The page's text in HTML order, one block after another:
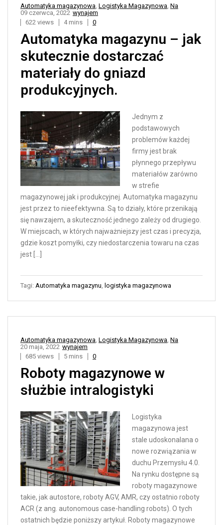
Automatyka magazynowa, Logistyka Magazynowa, Na
wynajem
09 czerwca, 2022
622 views
4 mins 0
Automatyka magazynu – jak
skutecznie dostarczać
materiały do gniazd
produkcyjnych.
Jednym z
podstawowych
problemów każdej
firmy jest brak
płynnego przepływu
materiałów zarówno
w strefie
magazynowej jak i produkcyjnej. Automatyka magazynu
jest przez to nieefektywna. Są to działy, które przenikają
się nawzajem, a skuteczność jednego zależy od drugiego.
W miejscach, w których najważniejszy jest czas i precyzja,
gdzie koszt pomyłki, czy niedostarczenia towaru na czas
jest […]
Tagi: Automatyka magazynu, logistyka magazynowa
Automatyka magazynowa, Logistyka Magazynowa, Na
wynajem
20 maja, 2022
685 views
5 mins 0
Roboty magazynowe w
służbie intralogistyki
Logistyka
magazynowa jest
stale udoskonalana o
nowe rozwiązania w
duchu Przemysłu 4.0.
Na rynku dostępne są
roboty magazynowe
takie, jak autostore, roboty AGV, AMR, czy ostatnio roboty
ACR (z ang. autonomous case-handling robots). O tych
ostatnich będzie poniższy artykuł. Roboty magazynowe